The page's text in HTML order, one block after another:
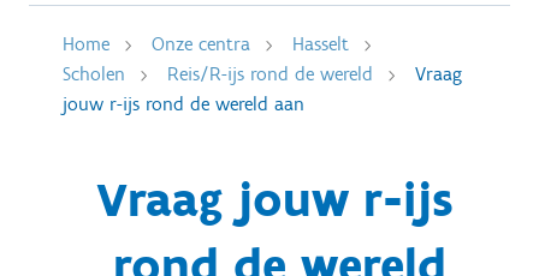
Home Onze centra
Hasselt
Scholen
Reis/R-ijs rond de wereld
Vraag
jouw r-ijs rond de wereld aan
Vraag jouw r-ijs